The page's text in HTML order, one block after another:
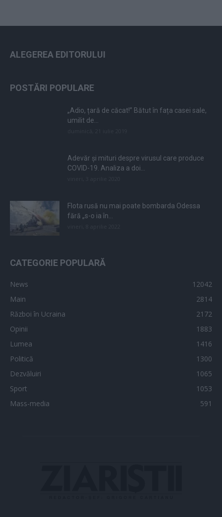
ALEGEREA EDITORULUI
POSTĂRI POPULARE
„Adio, țară de căcat!” Bătut în fața casei sale,
umilit de...
Adevăr și mituri despre virusul care produce
COVID-19. Analiza a doi...
Flota rusă nu mai poate bombarda Odessa
fără „s-o ia în...
CATEGORIE POPULARĂ
News
12042
Main
2814
Război în Ucraina
2172
Opinii
1883
Lumea
1416
Politică
1300
Dezvăluiri
1065
Sport
1053
Mass-media
591